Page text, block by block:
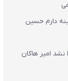
دارم حسین
امیر هاکان